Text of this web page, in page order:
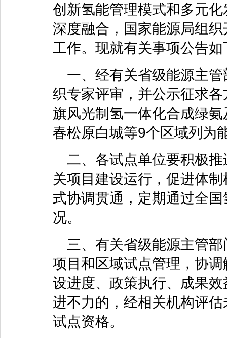
创新氢能管理模式和多元
深度融合，国家能源局组
工作。现就有关事项公告如
一、经有关省级能源主
织专家评审，并公示征求
旗风光制氢一体化合成绿
春松原白城等9个区域列为
二、各试点单位要积极
关项目建设运行，促进体
式协调贯通，定期通过全
况。
三、有关省级能源主管
项目和区域试点管理，协
设进度、政策执行、成果
进不力的，经相关机构评
试点资格。